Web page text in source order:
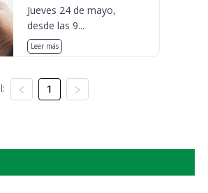
Jueves 24 de mayo,
desde las 9...
Leer más
1